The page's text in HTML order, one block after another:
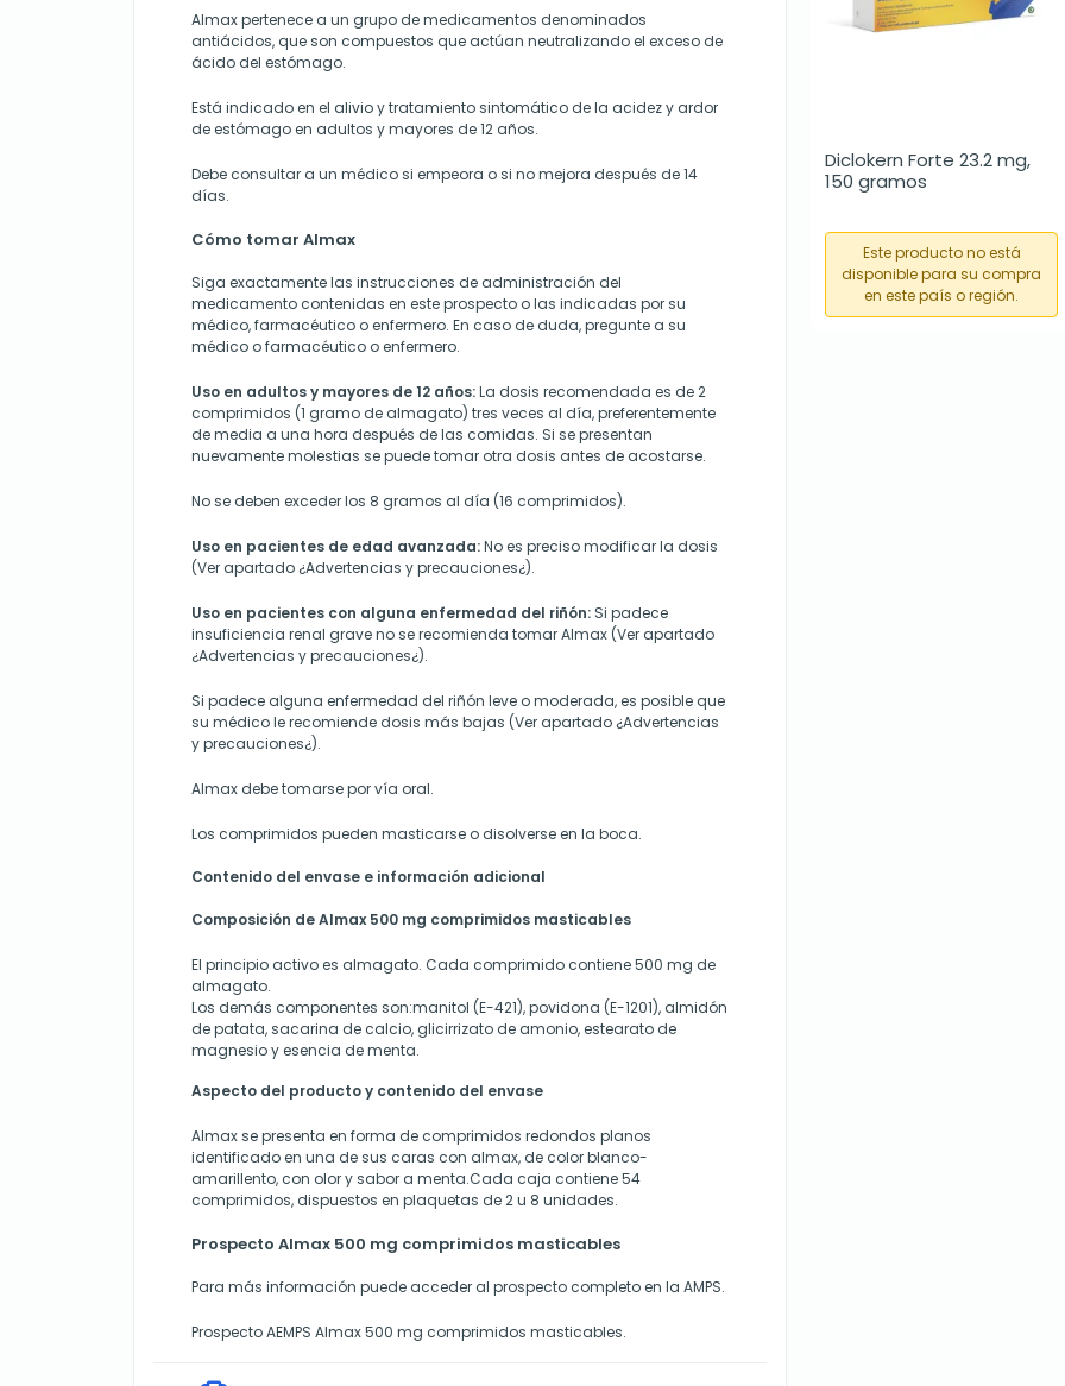
Almax pertenece a un grupo de medicamentos denominados
antiácidos, que son compuestos que actúan neutralizando el exceso de
ácido del estómago.
Está indicado en el alivio y tratamiento sintomático de la acidez y ardor
de estómago en adultos y mayores de 12 años.
Debe consultar a un médico si empeora o si no mejora después de 14
días.
Cómo tomar Almax
Siga exactamente las instrucciones de administración del
medicamento contenidas en este prospecto o las indicadas por su
médico, farmacéutico o enfermero. En caso de duda, pregunte a su
médico o farmacéutico o enfermero.
Uso en adultos y mayores de 12 años:La dosis recomendada es de 2
comprimidos (1 gramo de almagato) tres veces al día, preferentemente
de media a una hora después de las comidas. Si se presentan
nuevamente molestias se puede tomar otra dosis antes de acostarse.
No se deben exceder los 8 gramos al día (16 comprimidos).
Uso en pacientes de edad avanzada:No es preciso modificar la dosis
(Ver apartado ¿Advertencias y precauciones¿).
Uso en pacientes con alguna enfermedad del riñón: Si padece
insuficiencia renal grave no se recomienda tomar Almax (Ver apartado
¿Advertencias y precauciones¿).
Si padece alguna enfermedad del riñón leve o moderada, es posible que
su médico le recomiende dosis más bajas (Ver apartado ¿Advertencias
y precauciones¿).
Almax debe tomarse por vía oral.
Los comprimidos pueden masticarse o disolverse en la boca.
Contenido del envase e información adicional
Composición de Almax 500 mg comprimidos masticables
El principio activo es almagato. Cada comprimido contiene 500 mg de
almagato.
Los demás componentes son:manitol (E-421), povidona (E-1201), almidón
de patata, sacarina de calcio, glicirrizato de amonio, estearato de
magnesio y esencia de menta.
Aspecto del producto y contenido del envase
Almax se presenta en forma de comprimidos redondos planos
identificado en una de sus caras con almax, de color blanco-
amarillento, con olor y sabor a menta.Cada caja contiene 54
comprimidos, dispuestos en plaquetas de 2 u 8 unidades.
Prospecto Almax 500 mg comprimidos masticables
Para más información puede acceder al prospecto completo en la AMPS.
Prospecto AEMPS Almax 500 mg comprimidos masticables.
Diclokern Forte 23.2 mg,
150 gramos
Este producto no está
disponible para su compra
en este país o región.